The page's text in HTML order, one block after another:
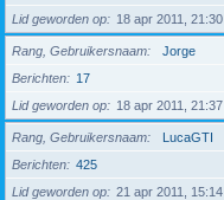
Lid geworden op
18 apr 2011, 21:30
Rang, Gebruikersnaam
Jorge
Berichten
17
Lid geworden op
18 apr 2011, 21:37
Rang, Gebruikersnaam
LucaGTI
Berichten
425
Lid geworden op
21 apr 2011, 15:14